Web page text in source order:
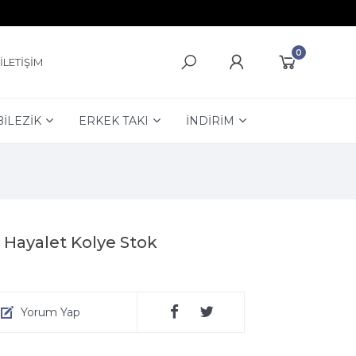
İLETİŞİM
0
ERKEK TAKI İNDİRİM
Kolye Stok
Yorum Yap